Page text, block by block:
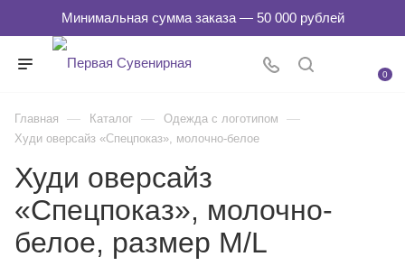
0
Главная — Каталог — Одежда с логотипом —
Худи оверсайз «Спецпоказ», молочно-белое
Худи оверсайз
«Спецпоказ», молочно-
белое, размер M/L